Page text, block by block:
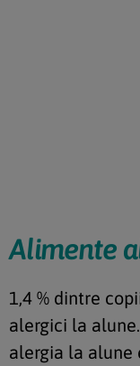
Alimente
1,4 % dintre
alergici la
alergia la alune